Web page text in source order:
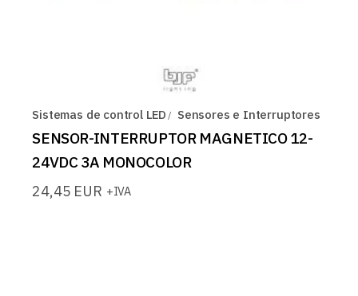
Sistemas de control LED Sensores e Interruptores
SENSOR-INTERRUPTOR MAGNETICO 12-
24VDC 3A MONOCOLOR
24,45 EUR +IVA